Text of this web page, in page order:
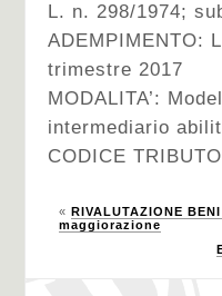
L. n. 298/1974;
ADEMPIMENTO:
trimestre 2017
MODALITA’:
intermediario
CODICE
« RIVALUTAZIONE
maggiorazione